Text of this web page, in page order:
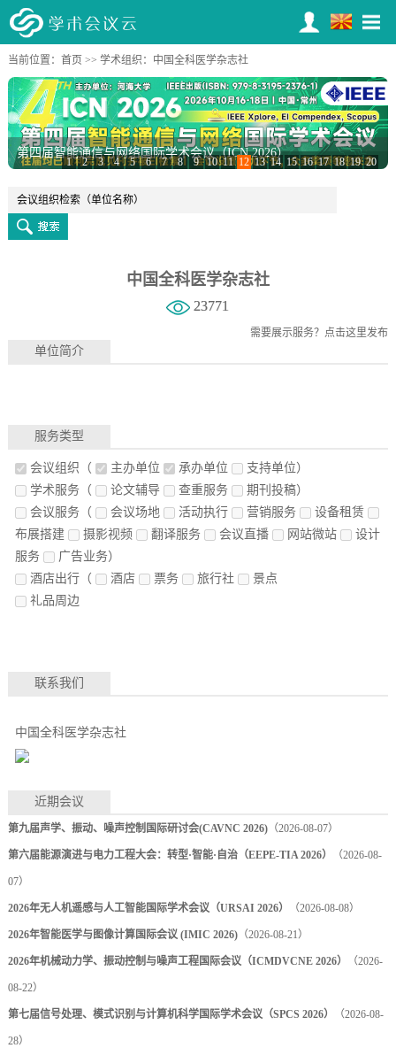
当前位置： 首页 >> 学术组织 ：中国全科医学杂志社
第四届智能通信与网络国际学术会议（ICN 2026）
1 2 3 4 5 6 7 8 9 10 11 12 13 14 15 16 17 18 19 20
中国全科医学杂志社
23771
需要展示服务？ 点击这里发布
单位简介
服务类型
会议组织 （ 主办单位 承办单位
支持单位）
学术服务（ 论文辅导 查重服务
期刊投稿）
会议服务（ 会议场地 活动执行 营销服务
设备租赁
布展搭建
摄影视频 翻译服务 会议直播 网站微站
设计
服务
广告业务）
酒店出行（ 酒店 票务 旅行社
景点
礼品周边
联系我们
中国全科医学杂志社
近期会议
第九届声学、振动、噪声控制国际研讨会(CAVNC 2026)（2026-08-07）
第六届能源演进与电力工程大会：转型·智能·自治（EEPE-TIA 2026） （2026-08-
07）
2026年无人机遥感与人工智能国际学术会议（URSAI 2026） （2026-08-08）
2026年智能医学与图像计算国际会议 (IMIC 2026)（2026-08-21）
2026年机械动力学、振动控制与噪声工程国际会议（ICMDVCNE 2026） （2026-
08-22）
第七届信号处理、模式识别与计算机科学国际学术会议（SPCS 2026） （2026-08-
28）